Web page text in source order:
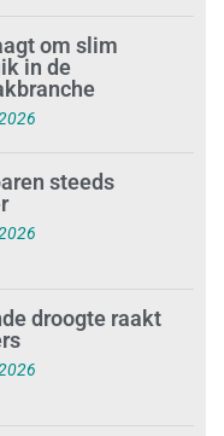
om slim
in de
steeds
droogte raakt